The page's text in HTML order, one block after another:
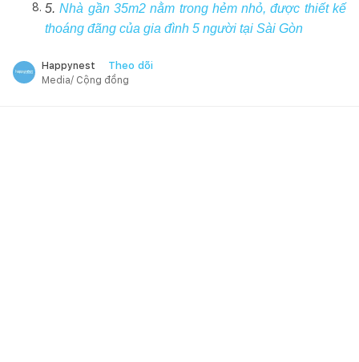
5.Nhà gần 35m2 nằm trong hẻm nhỏ, được thiết kế
thoáng đãng của gia đình 5 người tại Sài Gòn
Happynest Theo dõi
Media/ Cộng đồng